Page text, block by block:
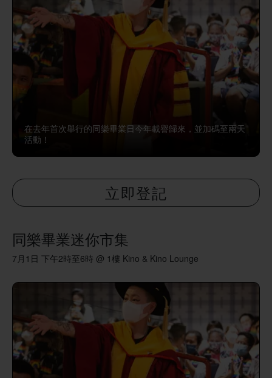
在去年首次舉行的同樂畢業日今年載譽歸來，並加碼至兩天
活動！
立即登記
同樂畢業迷你市集
7月1日 下午2時至6時 @ 1樓 Kino & Kino Lounge